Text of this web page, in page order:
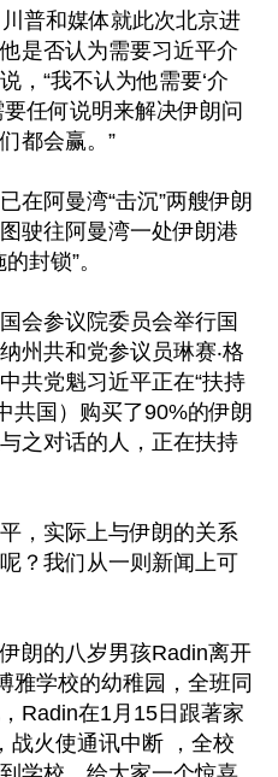
普和媒体就此次北京进
是否认为需要习近平介
，“我不认为他需要‘介
任何说明来解决伊朗问
都会赢。”
在阿曼湾“击沉”两艘伊朗
驶往阿曼湾一处伊朗港
封锁”。
会参议院委员会举行国
州共和党参议员琳赛‧格
共党魁习近平正在“扶持
共国）购买了90%的伊朗
之对话的人，正在扶持
，实际上与伊朗的关系
？我们从一则新闻上可
朗的八岁男孩Radin离开
雅学校的幼稚园，全班同
Radin在1月15日跟著家
战火使通讯中断 ，全校